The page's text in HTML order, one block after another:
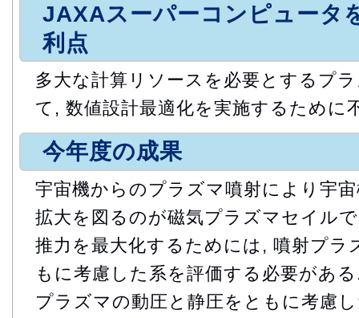
JAXAスーパーコンピュータ
利点
多大な計算リソースを必要とするプ
て, 数値設計最適化を実施するために
今年度の成果
宇宙機からのプラズマ噴射により宇
拡大を図るのが磁気プラズマセイル
推力を最大化するためには, 噴射プラ
もに考慮した系を評価する必要があ
プラズマの動圧と静圧をともに考慮